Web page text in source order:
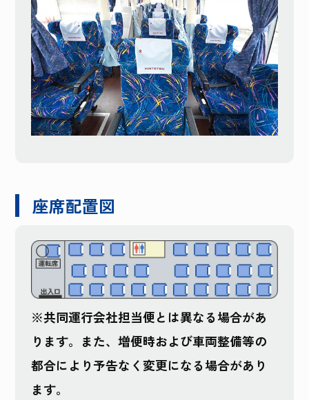
座席配置図
※共同運行会社担当便とは異なる場合があ
ります。また、増便時および車両整備等の
都合により予告なく変更になる場合があり
ます。